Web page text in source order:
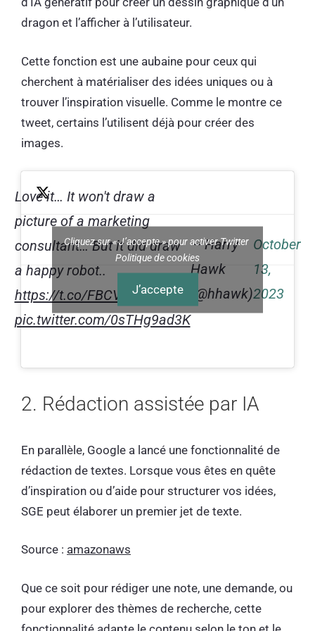
dragon et l’afficher à l’utilisateur.
Cette fonction est une aubaine pour ceux qui
cherchent à matérialiser des idées uniques ou à
trouver l’inspiration visuelle. Comme le montre ce
tweet, certains l’utilisent déjà pour créer des
images.
Love it… It won't draw a
picture of a marketing
consultant… But it did draw
a happy robot..
https://t.co/FBCV4kZQul
pic.twitter.com/0sTHg9ad3K
— Harry
Hawk
(@hhawk)
October
13,
2023
Cliquez sur « J’accepte » pour activer Twitter
Politique de cookies
J’accepte
2. Rédaction assistée par IA
En parallèle, Google a lancé une fonctionnalité de
rédaction de textes. Lorsque vous êtes en quête
d’inspiration ou d’aide pour structurer vos idées,
SGE peut élaborer un premier jet de texte.
Source : amazonaws
Que ce soit pour rédiger une note, une demande, ou
pour explorer des thèmes de recherche, cette